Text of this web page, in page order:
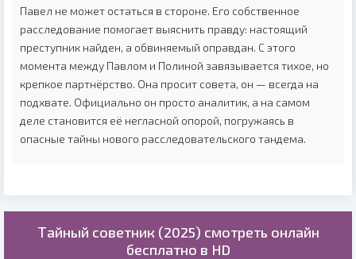
Павел не может остаться в стороне. Его собственное
расследование помогает выяснить правду: настоящий
преступник найден, а обвиняемый оправдан. С этого
момента между Павлом и Полиной завязывается тихое, но
крепкое партнёрство. Она просит совета, он — всегда на
подхвате. Официально он просто аналитик, а на самом
деле становится её негласной опорой, погружаясь в
опасные тайны нового расследовательского тандемa.
Тайный советник (2025) смотреть онлайн
бесплатно в HD